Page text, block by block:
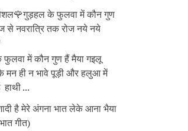
के फुलवा में कौन गुण
से नवरात्रि तक रोज नये नये
में कौन गुण हैं मैया गइलू
मन ही न भावे पूड़ी और हलुआ में
...
है मेरे अंगना भात लेके आना भैया
गीत)